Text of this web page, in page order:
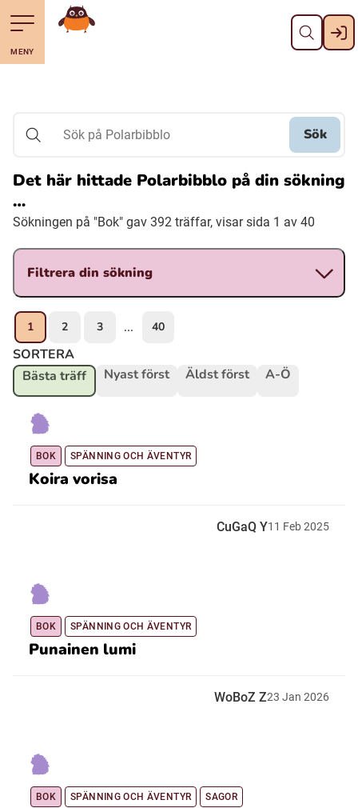
Till navigering av sidans innehåll
Hoppa till sidans huvudinnehåll Stäng
Åarjelsaemiengïele (Sydsamiska)
Davvisámegiella (Nordsamiska)
Bidumsámegiella (Pitesamiska)
Ubmejesámiengiälla (Umesamiska)
Kaale (Romska)
Lovari (Romska)
MENY
Gå till startsidan
Sök på Polarbibblo
Sök
Det här hittade Polarbibblo på din sökning
…
Sökningen på "Bok" gav 392 träffar, visar sida 1 av 40
Filtrera din sökning
1 2 3 ... 40
SORTERA
Bästa träff
Nyast först Äldst först A-Ö
BOK SPÄNNING OCH ÄVENTYR
Koira vorisa
CuGaQ Y11 Feb2025
BOK SPÄNNING OCH ÄVENTYR
Punainen lumi
WoBoZ Z23 Jan 2026
BOK SPÄNNING OCH ÄVENTYR SAGOR